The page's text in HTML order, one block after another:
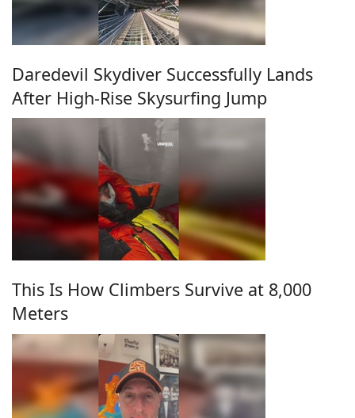
Daredevil Skydiver Successfully Lands
After High-Rise Skysurfing Jump
This Is How Climbers Survive at 8,000
Meters